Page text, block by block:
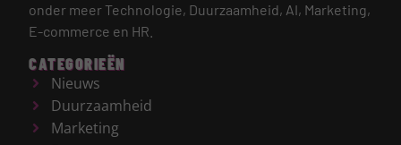
onder meer Technologie, Duurzaamheid, AI, Marketing,
E-commerce en HR.
CATEGORIEËN
Nieuws
Duurzaamheid
Marketing